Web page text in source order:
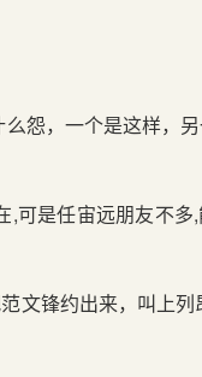
怨，一个是这样，另
是任宙远朋友不多,
文锋约出来，叫上